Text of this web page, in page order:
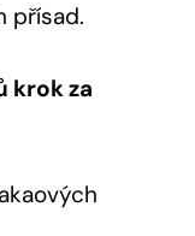
přísad.
krok za